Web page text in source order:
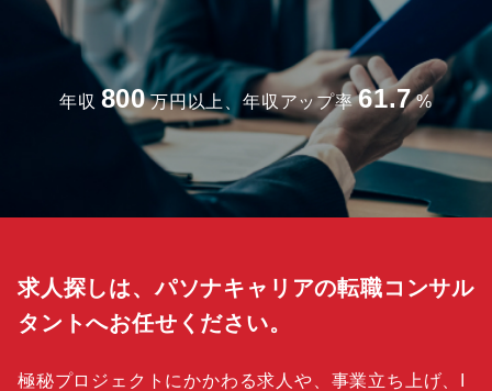
年収 800 万円以上、年収アップ率 61.7 %
求人探しは、パソナキャリアの転職コンサル
タントへお任せください。
極秘プロジェクトにかかわる求人や、事業立ち上げ、I